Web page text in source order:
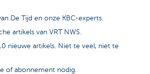
De Tijd en onze KBC-experts.
artikels van VRT NWS.
nieuwe artikels. Niet te veel, niet te
of abonnement nodig.